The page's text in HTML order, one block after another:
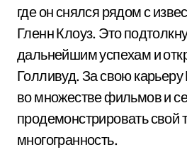
где он снялся рядом с
Гленн Клоуз. Это
дальнейшим успехам и
Голливуд. За свою
во множестве фильмов и
продемонстрировать свой
многогранность.